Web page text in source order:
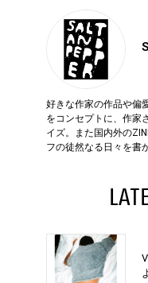
好きな作家の作品や偏
をコンセプトに、作家
イズ。また国内外の
フの徒然なる日々を書